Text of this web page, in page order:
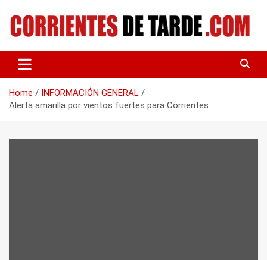
content
CORRIENTES DE TARDE
Home
INFORMACIÓN GENERAL
Alerta amarilla por vientos fuertes para Corrientes